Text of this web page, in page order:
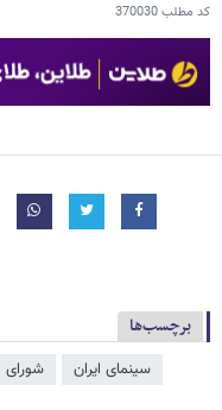
کد مطلب370030
برچسب‌ها
سینمای ایران شورای